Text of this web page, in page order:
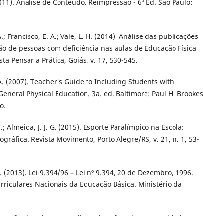
Análise de Conteúdo. Reimpressão - 6ª Ed. São Paulo:
Francisco, E. A.; Vale, L. H. (2014). Análise das publicações
de pessoas com deficiência nas aulas de Educação Física
Pensar a Prática, Goiás, v. 17, 530-545.
(2007). Teacher’s Guide to Including Students with
Physical Education. 3a. ed. Baltimore: Paul H. Brookes
Almeida, J. J. G. (2015). Esporte Paralímpico na Escola:
Revista Movimento, Porto Alegre/RS, v. 21, n. 1, 53-
(2013). Lei 9.394/96 – Lei nº 9.394, 20 de Dezembro, 1996.
Nacionais da Educação Básica. Ministério da